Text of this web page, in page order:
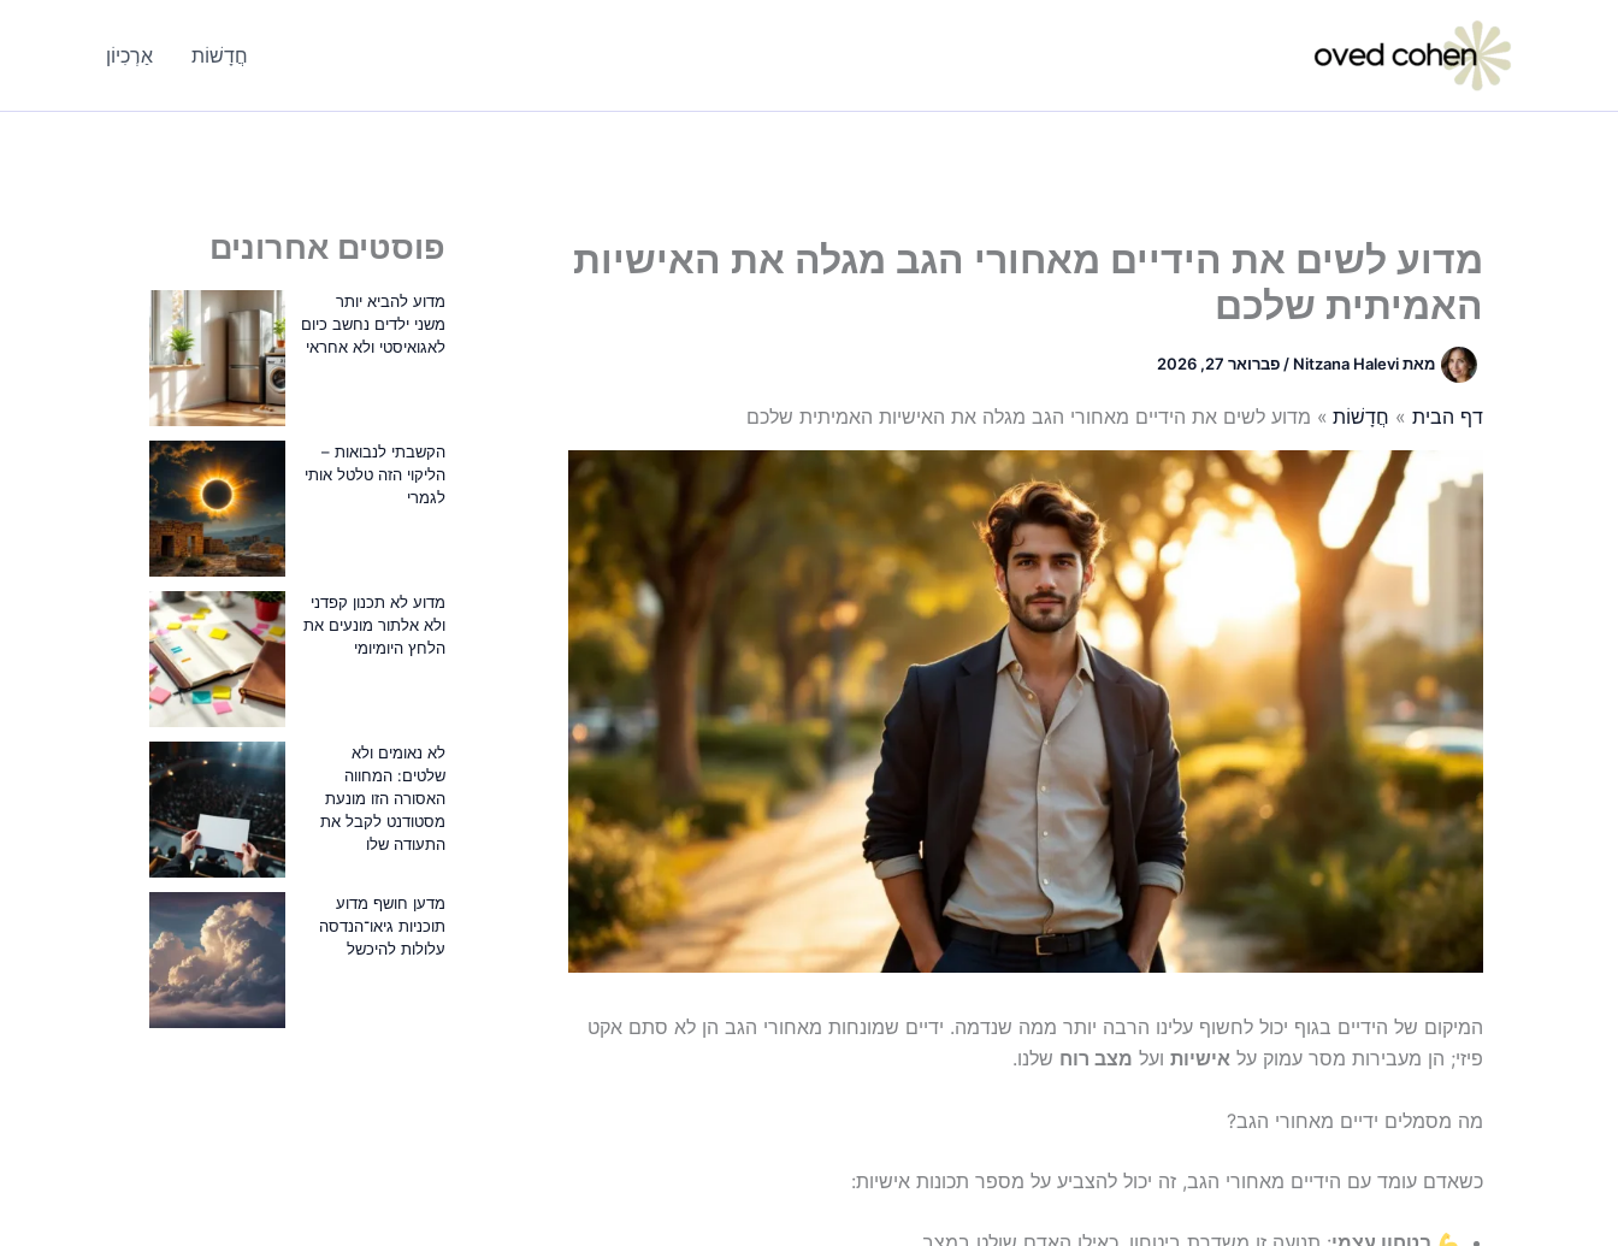
חֲדָשׁוֹת אַרְכִיוֹן
מדוע לשים את הידיים מאחורי הגב מגלה את האישיות
האמיתית שלכם
מאתNitzana Halevi
/ פברואר 27, 2026
דף הבית חֲדָשׁוֹת מדוע לשים את הידיים מאחורי הגב מגלה את האישיות האמיתית שלכם
המיקום של הידיים בגוף יכול לחשוף עלינו הרבה יותר ממה שנדמה. ידיים שמונחות מאחורי הגב הן לא סתם אקט
פיזי; הן מעבירות מסר עמוק על אישיות ועל מצב רוח שלנו.
מה מסמלים ידיים מאחורי הגב?
כשאדם עומד עם הידיים מאחורי הגב, זה יכול להצביע על מספר תכונות אישיות:
פוסטים אחרונים
מדוע להביא יותר
משני ילדים נחשב כיום
לאגואיסטי ולא אחראי
הקשבתי לנבואות –
הליקוי הזה טלטל אותי
לגמרי
מדוע לא תכנון קפדני
ולא אלתור מונעים את
הלחץ היומיומי
לא נאומים ולא
שלטים: המחווה
האסורה הזו מונעת
מסטודנט לקבל את
התעודה שלו
מדען חושף מדוע
תוכניות גיאו־הנדסה
עלולות להיכשל